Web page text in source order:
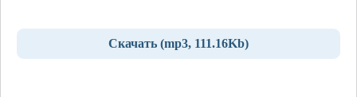
Скачать (mp3, 111.16Kb)